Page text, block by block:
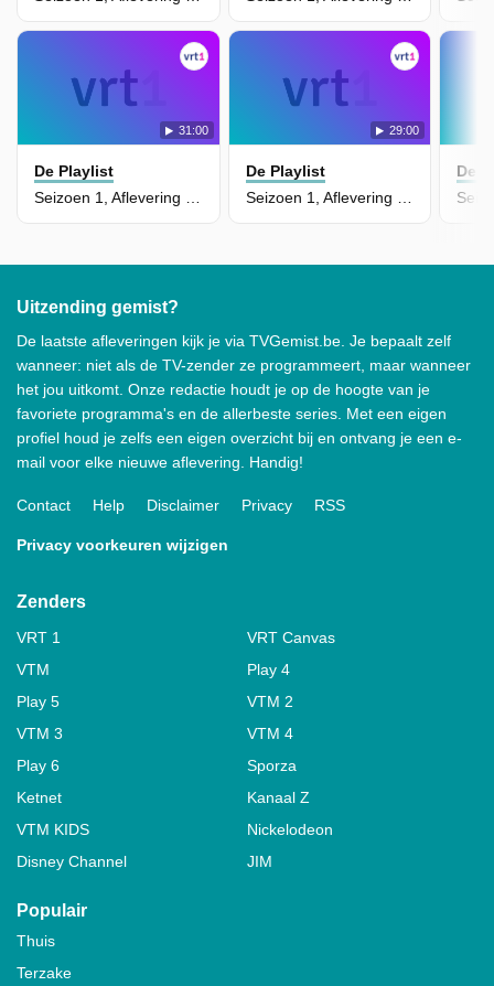
31:00
De Playlist
29:00
De Playlist
De
Uitzending gemist?
De laatste afleveringen kijk je via TVGemist.be. Je bepaalt zelf
wanneer: niet als de TV-zender ze programmeert, maar wanneer
het jou uitkomt. Onze redactie houdt je op de hoogte van je
favoriete programma's en de allerbeste series. Met een eigen
profiel houd je zelfs een eigen overzicht bij en ontvang je een e-
mail voor elke nieuwe aflevering. Handig!
Contact Help Disclaimer Privacy RSS
Privacy voorkeuren wijzigen
Zenders
VRT 1
VRT Canvas
VTM
Play 4
Play 5
VTM 2
VTM 3
VTM 4
Play 6
Sporza
Ketnet
Kanaal Z
VTM KIDS
Nickelodeon
Disney Channel
JIM
Populair
Thuis
Terzake